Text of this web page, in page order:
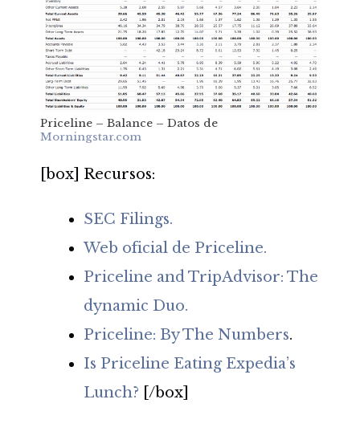
Priceline – Balance – Datos de
Morningstar.com
[box] Recursos:
SEC Filings.
Web oficial de Priceline.
Priceline and TripAdvisor: The
dynamic Duo.
Priceline: By The Numbers.
Is Priceline Eating Expedia’s
Lunch? [/box]